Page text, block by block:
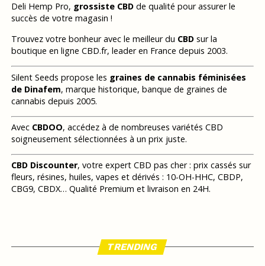
Deli Hemp Pro, grossiste CBDde qualité pour assurer le
succès de votre magasin !
Trouvez votre bonheur avec le meilleur du CBDsur la
boutique en ligne CBD.fr, leader en France depuis 2003.
Silent Seeds propose les graines de cannabis féminisées
de Dinafem, marque historique, banque de graines de
cannabis depuis 2005.
Avec CBDOO, accédez à de nombreuses variétés CBD
soigneusement sélectionnées à un prix juste.
CBD Discounter, votre expert CBD pas cher : prix cassés sur
fleurs, résines, huiles, vapes et dérivés : 10-OH-HHC, CBDP,
CBG9, CBDX… Qualité Premium et livraison en 24H.
TRENDING